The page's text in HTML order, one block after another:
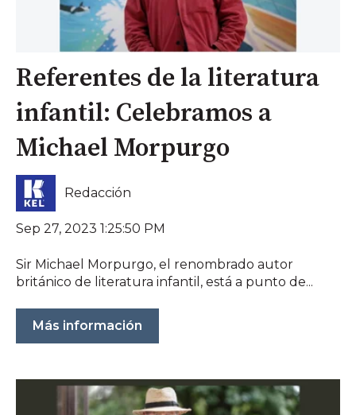
Referentes de la literatura
infantil: Celebramos a
Michael Morpurgo
Redacción
Sep 27, 2023 1:25:50 PM
Sir Michael Morpurgo, el renombrado autor
británico de literatura infantil, está a punto de...
Más información